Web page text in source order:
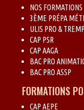
NOS FORMATIONS
3ÈME PRÉPA
ULIS PRO &
CAP PSR
CAP AAGA
BAC PRO
BAC PRO ASSP
FORMATIONS
CAP AEPE